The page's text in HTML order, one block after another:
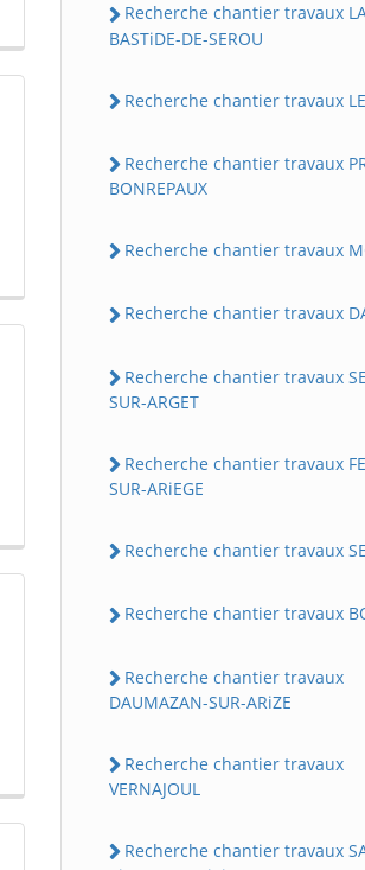
Recherche chantier travaux
BASTiDE-DE-SEROU
Recherche chantier travaux LE
Recherche chantier travaux
BONREPAUX
Recherche chantier travaux
Recherche chantier travaux
Recherche chantier travaux
SUR-ARGET
Recherche chantier travaux
SUR-ARiEGE
Recherche chantier travaux
Recherche chantier travaux
Recherche chantier travaux
DAUMAZAN-SUR-ARiZE
Recherche chantier travaux
VERNAJOUL
Recherche chantier travaux